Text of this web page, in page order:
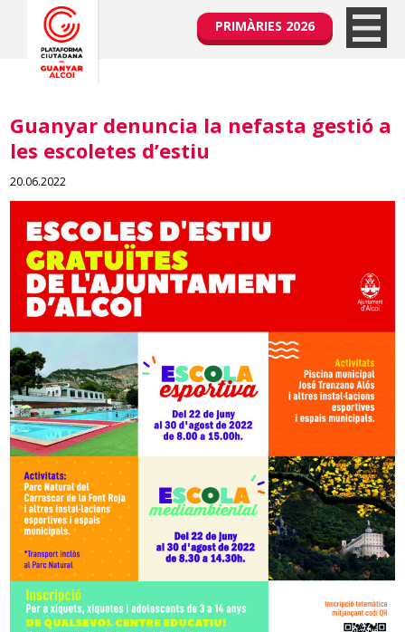
PRIMÀRIES 2026
Guanyar denuncia la nefasta gestió a
les escoletes d’estiu
20.06.2022